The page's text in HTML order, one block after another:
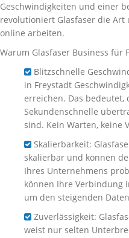
Geschwindigkeiten und einer
revolutioniert Glasfaser die Art
online arbeiten.
Warum Glasfaser Business für
Blitzschnelle
in Freystadt
erreichen. Das bedeutet,
Sekundenschnelle
sind. Kein Warten, keine
Skalierbarkeit:
skalierbar und können
Ihres Unternehmens
können Ihre Verbindung
um den steigenden
Zuverlässigkeit:
weist nur selten